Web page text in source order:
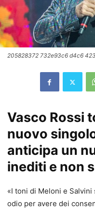
205828372 732e93c6 d4c6
Vasco Rossi
nuovo
anticipa un
inediti e non
«I toni di Meloni e
odio per avere dei